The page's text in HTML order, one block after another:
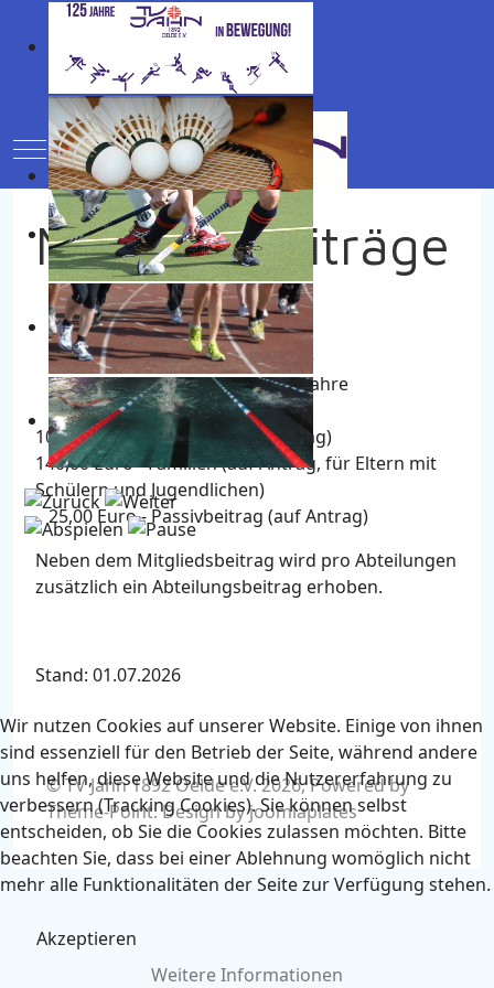
Mobile Menu Toggle
Mitgliedsbeiträge
Thomas Grünebaum
40,00 Euro - Schüler bis 14 Jahre
50,00 Euro - Jugendliche bis 19 Jahre
65,00 Euro - Erwachsene
100,00 Euro - Ehepaare (auf Antrag)
140,00 Euro - Familien (auf Antrag, für Eltern mit
Schülern und Jugendlichen)
25,00 Euro - Passivbeitrag (auf Antrag)
Neben dem Mitgliedsbeitrag wird pro Abteilungen
zusätzlich ein Abteilungsbeitrag erhoben.
Stand: 01.07.2026
© TV Jahn 1892 Oelde e.V. 2026, Powered by
Theme-Point. Design byjoomlaplates
Wir nutzen Cookies auf unserer Website. Einige von ihnen
sind essenziell für den Betrieb der Seite, während andere
uns helfen, diese Website und die Nutzererfahrung zu
verbessern (Tracking Cookies). Sie können selbst
entscheiden, ob Sie die Cookies zulassen möchten. Bitte
beachten Sie, dass bei einer Ablehnung womöglich nicht
mehr alle Funktionalitäten der Seite zur Verfügung stehen.
Akzeptieren
Weitere Informationen